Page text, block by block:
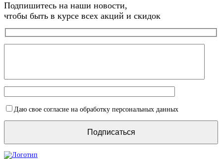
Подпишитесь на наши новости,
чтобы быть в курсе всех акций и скидок
Даю свое согласие на обработку персональных данных